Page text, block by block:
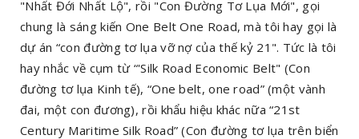
"Nhất Đới Nhất Lộ", rồi "Con Đường Tơ Lụa Mới", gọi
chung là sáng kiến One Belt One Road, mà tôi hay gọi là
dự án “con đường tơ lụa vỡ nợ của thế kỷ 21". Tức là tôi
hay nhắc về cụm từ “'Silk Road Economic Belt" (Con
đường tơ lụa Kinh tế), “One belt, one road” (một vành
đai, một con đương), rồi khẩu hiệu khác nữa “21st
Century Maritime Silk Road” (Con đường tơ lụa trên biển